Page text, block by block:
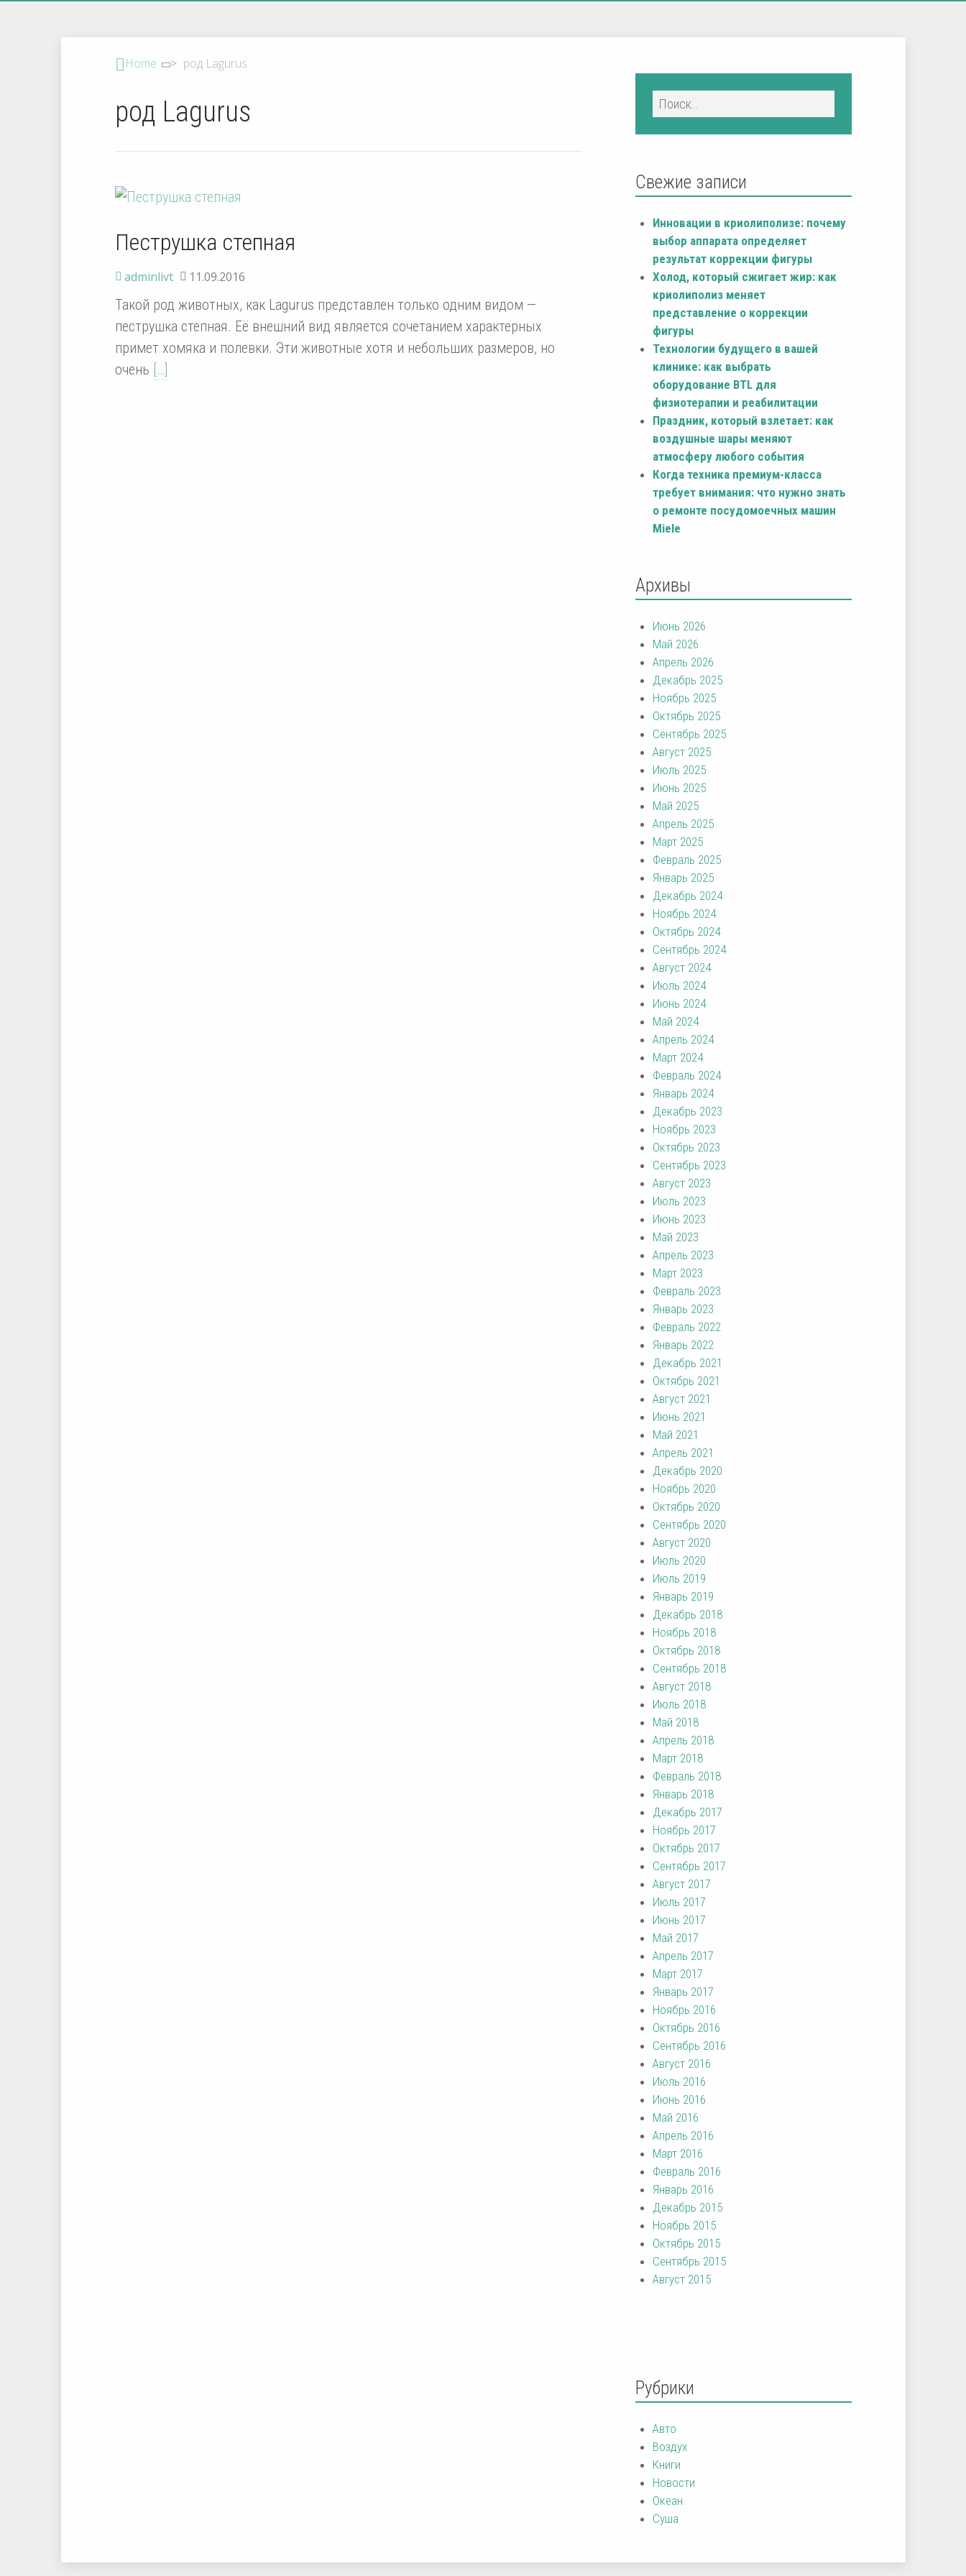
Home > род Lagurus
род Lagurus
Пеструшка степная
adminlivt 11.09.2016
Такой род животных, как Lagurus представлен только одним видом —
пеструшка степная. Её внешний вид является сочетанием характерных
примет хомяка и полевки. Эти животные хотя и небольших размеров, но
очень […]
Свежие записи
Инновации в криолиполизе: почему
выбор аппарата определяет
результат коррекции фигуры
Холод, который сжигает жир: как
криолиполиз меняет
представление о коррекции
фигуры
Технологии будущего в вашей
клинике: как выбрать
оборудование BTL для
физиотерапии и реабилитации
Праздник, который взлетает: как
воздушные шары меняют
атмосферу любого события
Когда техника премиум-класса
требует внимания: что нужно знать
о ремонте посудомоечных машин
Miele
Архивы
Июнь 2026
Май 2026
Апрель 2026
Декабрь 2025
Ноябрь 2025
Октябрь 2025
Сентябрь 2025
Август 2025
Июль 2025
Июнь 2025
Май 2025
Апрель 2025
Март 2025
Февраль 2025
Январь 2025
Декабрь 2024
Ноябрь 2024
Октябрь 2024
Сентябрь 2024
Август 2024
Июль 2024
Июнь 2024
Май 2024
Апрель 2024
Март 2024
Февраль 2024
Январь 2024
Декабрь 2023
Ноябрь 2023
Октябрь 2023
Сентябрь 2023
Август 2023
Июль 2023
Июнь 2023
Май 2023
Апрель 2023
Март 2023
Февраль 2023
Январь 2023
Февраль 2022
Январь 2022
Декабрь 2021
Октябрь 2021
Август 2021
Июнь 2021
Май 2021
Апрель 2021
Декабрь 2020
Ноябрь 2020
Октябрь 2020
Сентябрь 2020
Август 2020
Июль 2020
Июль 2019
Январь 2019
Декабрь 2018
Ноябрь 2018
Октябрь 2018
Сентябрь 2018
Август 2018
Июль 2018
Май 2018
Апрель 2018
Март 2018
Февраль 2018
Январь 2018
Декабрь 2017
Ноябрь 2017
Октябрь 2017
Сентябрь 2017
Август 2017
Июль 2017
Июнь 2017
Май 2017
Апрель 2017
Март 2017
Январь 2017
Ноябрь 2016
Октябрь 2016
Сентябрь 2016
Август 2016
Июль 2016
Июнь 2016
Май 2016
Апрель 2016
Март 2016
Февраль 2016
Январь 2016
Декабрь 2015
Ноябрь 2015
Октябрь 2015
Сентябрь 2015
Август 2015
Рубрики
Авто
Воздух
Книги
Новости
Океан
Суша